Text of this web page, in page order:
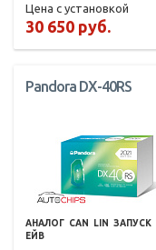
Цена с установкой
30 650 руб.
Pandora DX-40RS
АНАЛОГ CAN LIN ЗАПУСК
ЕЙВ